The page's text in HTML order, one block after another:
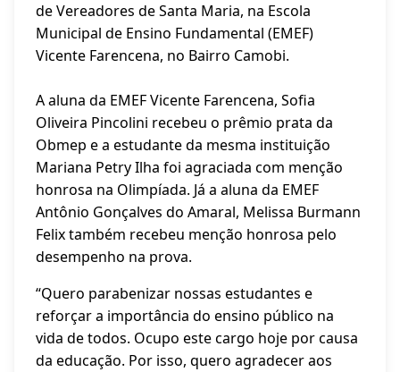
de Vereadores de Santa Maria, na Escola
Municipal de Ensino Fundamental (EMEF)
Vicente Farencena, no Bairro Camobi.
A aluna da EMEF Vicente Farencena, Sofia
Oliveira Pincolini recebeu o prêmio prata da
Obmep e a estudante da mesma instituição
Mariana Petry Ilha foi agraciada com menção
honrosa na Olimpíada. Já a aluna da EMEF
Antônio Gonçalves do Amaral, Melissa Burmann
Felix também recebeu menção honrosa pelo
desempenho na prova.
“Quero parabenizar nossas estudantes e
reforçar a importância do ensino público na
vida de todos. Ocupo este cargo hoje por causa
da educação. Por isso, quero agradecer aos